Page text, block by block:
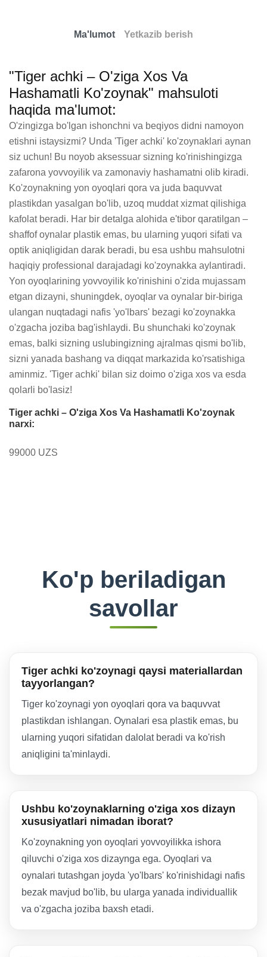
Ma'lumot Yetkazib berish
"Tiger achki – O'ziga Xos Va
Hashamatli Ko'zoynak" mahsuloti
haqida ma'lumot:
O'zingizga bo'lgan ishonchni va beqiyos didni namoyon
etishni istaysizmi? Unda 'Tiger achki' ko'zoynaklari aynan
siz uchun! Bu noyob aksessuar sizning ko'rinishingizga
zafarona yovvoyilik va zamonaviy hashamatni olib kiradi.
Ko'zoynakning yon oyoqlari qora va juda baquvvat
plastikdan yasalgan bo'lib, uzoq muddat xizmat qilishiga
kafolat beradi. Har bir detalga alohida e'tibor qaratilgan –
shaffof oynalar plastik emas, bu ularning yuqori sifati va
optik aniqligidan darak beradi, bu esa ushbu mahsulotni
haqiqiy professional darajadagi ko'zoynakka aylantiradi.
Yon oyoqlarining yovvoyilik ko'rinishini o'zida mujassam
etgan dizayni, shuningdek, oyoqlar va oynalar bir-biriga
ulangan nuqtadagi nafis 'yo'lbars' bezagi ko'zoynakka
o'zgacha joziba bag'ishlaydi. Bu shunchaki ko'zoynak
emas, balki sizning uslubingizning ajralmas qismi bo'lib,
sizni yanada bashang va diqqat markazida ko'rsatishiga
aminmiz. 'Tiger achki' bilan siz doimo o'ziga xos va esda
qolarli bo'lasiz!
Tiger achki – O'ziga Xos Va Hashamatli Ko'zoynak
narxi:
99000 UZS
Ko'p beriladigan
savollar
Tiger achki ko'zoynagi qaysi materiallardan
tayyorlangan?
Tiger ko'zoynagi yon oyoqlari qora va baquvvat
plastikdan ishlangan. Oynalari esa plastik emas, bu
ularning yuqori sifatidan dalolat beradi va ko'rish
aniqligini ta'minlaydi.
Ushbu ko'zoynaklarning o'ziga xos dizayn
xususiyatlari nimadan iborat?
Ko'zoynakning yon oyoqlari yovvoyilikka ishora
qiluvchi o'ziga xos dizaynga ega. Oyoqlari va
oynalari tutashgan joyda 'yo'lbars' ko'rinishidagi nafis
bezak mavjud bo'lib, bu ularga yanada individuallik
va o'zgacha joziba baxsh etadi.